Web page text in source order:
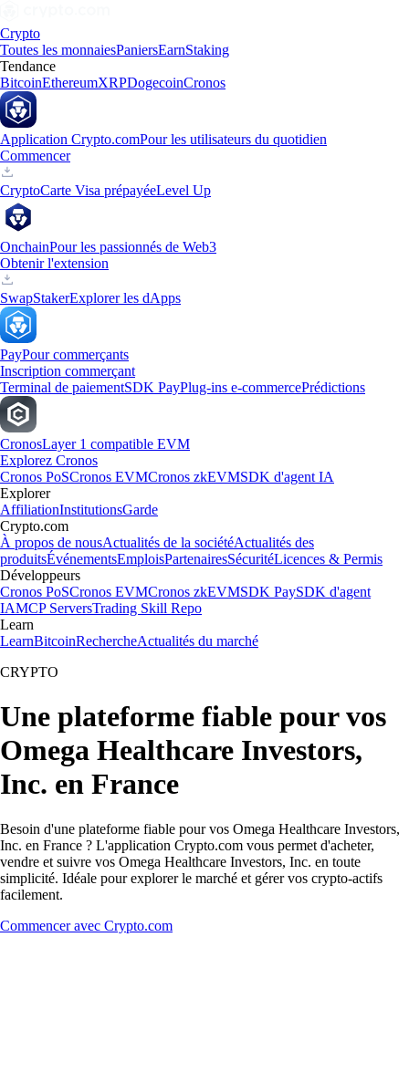
Crypto
Toutes les monnaiesPaniersEarnStaking
Tendance
BitcoinEthereumXRPDogecoinCronos
Application Crypto.comPour les utilisateurs du quotidien
Commencer
CryptoCarte Visa prépayéeLevel Up
OnchainPour les passionnés de Web3
Obtenir l'extension
SwapStakerExplorer les dApps
PayPour commerçants
Inscription commerçant
Terminal de paiementSDK PayPlug-ins e-commercePrédictions
CronosLayer 1 compatible EVM
Explorez Cronos
Cronos PoSCronos EVMCronos zkEVMSDK d'agent IA
Explorer
AffiliationInstitutionsGarde
Crypto.com
À propos de nousActualités de la sociétéActualités des
produitsÉvénementsEmploisPartenairesSécuritéLicences & Permis
Développeurs
Cronos PoSCronos EVMCronos zkEVMSDK PaySDK d'agent
IAMCP ServersTrading Skill Repo
Learn
LearnBitcoinRechercheActualités du marché
CRYPTO
Une plateforme fiable pour vos
Omega Healthcare Investors,
Inc. en France
Besoin d'une plateforme fiable pour vos Omega Healthcare Investors,
Inc. en France ? L'application Crypto.com vous permet d'acheter,
vendre et suivre vos Omega Healthcare Investors, Inc. en toute
simplicité. Idéale pour explorer le marché et gérer vos crypto-actifs
facilement.
Commencer avec Crypto.com